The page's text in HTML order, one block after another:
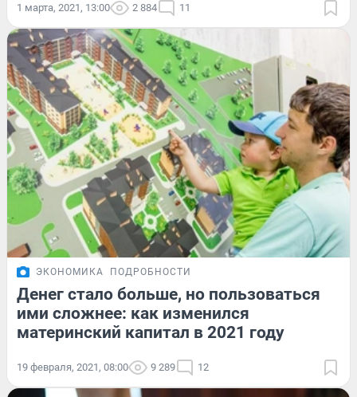
1 марта, 2021, 13:00 2 884 11
ЭКОНОМИКА ПОДРОБНОСТИ
Денег стало больше, но пользоваться
ими сложнее: как изменился
материнский капитал в 2021 году
19 февраля, 2021, 08:00 9 289 12